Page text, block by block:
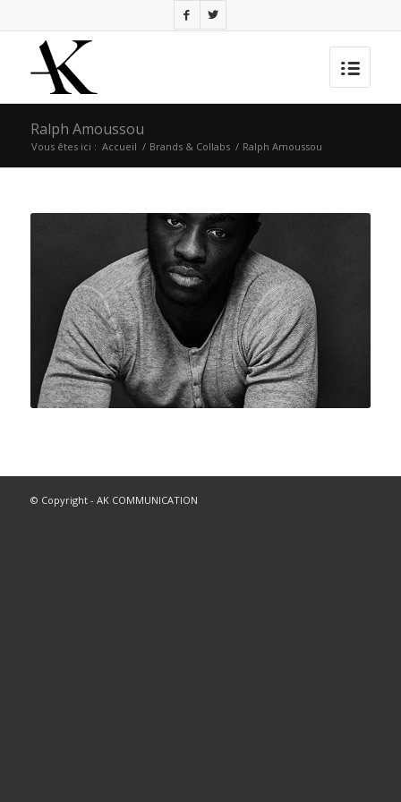
Ralph Amoussou
Vous êtes ici : Accueil / Brands & Collabs / Ralph Amoussou
© Copyright - AK COMMUNICATION